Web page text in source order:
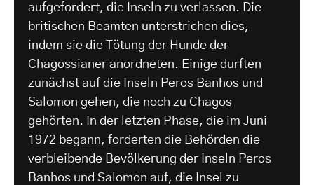
aufgefordert, die Inseln zu verlassen. Die
britischen Beamten unterstrichen dies,
indem sie die Tötung der Hunde der
Chagossianer anordneten. Einige durften
zunächst auf die Inseln Peros Banhos und
Salomon gehen, die noch zu Chagos
gehörten. In der letzten Phase, die im Juni
1972 begann, forderten die Behörden die
verbleibende Bevölkerung der Inseln Peros
Banhos und Salomon auf, die Insel zu